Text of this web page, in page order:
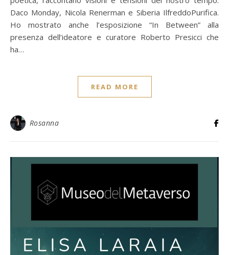
Daco Monday, Nicola Renerman e Siberia IlfreddoPurifica.
Ho mostrato anche l’esposizione “In Between” alla
presenza dell’ideatore e curatore Roberto Presicci che
ha…
READ MORE
Rosanna